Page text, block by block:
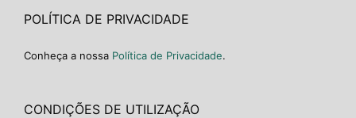
POLÍTICA DE PRIVACIDADE
Conheça a nossa Política de Privacidade.
CONDIÇÕES DE UTILIZAÇÃO